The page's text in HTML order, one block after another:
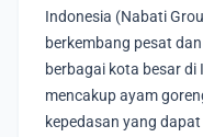
Indonesia (Nabati
berkembang pesat
berbagai kota besar
mencakup ayam
kepedasan yang